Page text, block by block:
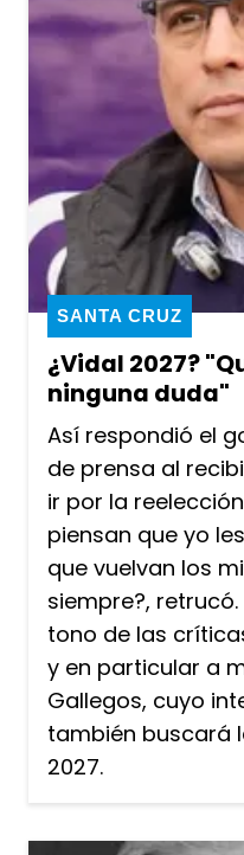
¿Vidal 2027?
ninguna duda"
SANTA CRUZ
Así respondió el
de prensa al
ir por la
piensan que yo
que vuelvan los
siempre?,
tono de las
y en particular a
Gallegos, cuyo
también buscará
2027.